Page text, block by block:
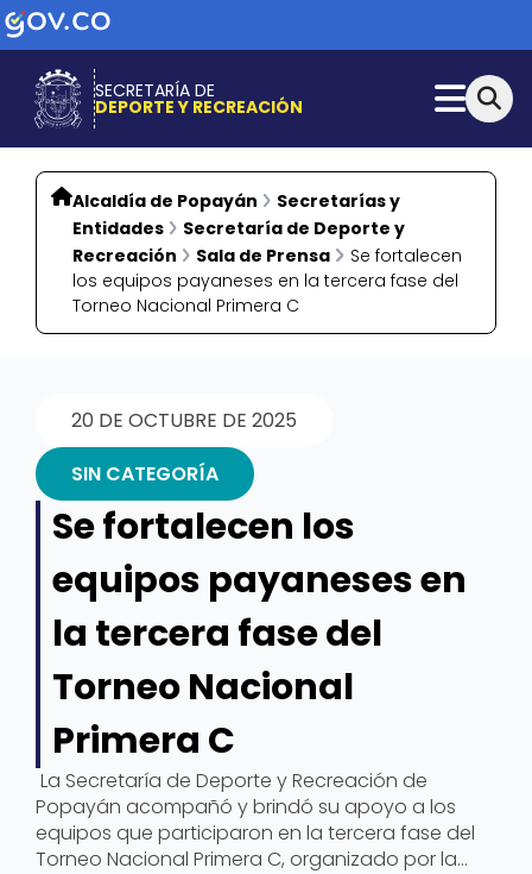
SECRETARÍA DE
DEPORTE Y RECREACIÓN
Alcaldía de Popayán
Secretarías y
Entidades
Secretaría de Deporte y
Recreación
Sala de Prensa
Se fortalecen
los equipos payaneses en la tercera fase del
Torneo Nacional Primera C
20 DE OCTUBRE DE 2025
SIN CATEGORÍA
Se fortalecen los
equipos payaneses en
la tercera fase del
Torneo Nacional
Primera C
La Secretaría de Deporte y Recreación de
Popayán acompañó y brindó su apoyo a los
equipos que participaron en la tercera fase del
Torneo Nacional Primera C, organizado por la